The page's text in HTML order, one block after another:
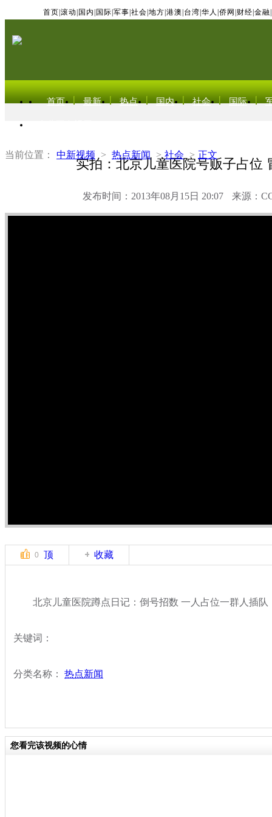
首页 滚动 国内 国际 军事 社会 地方 港澳 台湾 华人 侨网 财经 金融
首页 最新 热点 国内 社会 国际
当前位置： 中新视频 > 热点新闻 > 社会 > 正文
实拍：北京儿童医院号贩子占位
发布时间：2013年08月15日 20:07 来源：
0 顶 收藏
北京儿童医院蹲点日记：倒号招数 一人占位一群人插队
关键词：
分类名称： 热点新闻
您看完该视频的心情